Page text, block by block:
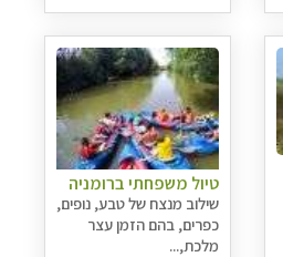
טיול משפחתי ברומניה
שילוב מנצח של טבע, נופים,
כפרים, בהם הזמן עצר
מלכת,...